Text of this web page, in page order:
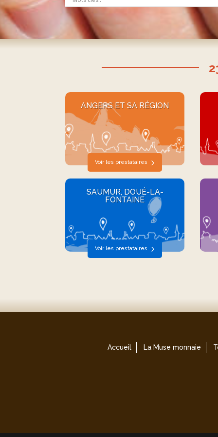
ANGERS ET SA RÉGION
Voir les prestataires
SAUMUR, DOUÉ-LA-
FONTAINE
Voir les prestataires
Accueil La Muse monnaie